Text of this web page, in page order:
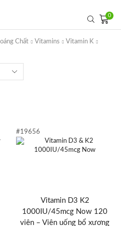
0
Chất Vitamins
Vitamin K
#19656
Vitamin D3 K2
1000IU/45mcg Now 120
viên – Viên uống bổ xương